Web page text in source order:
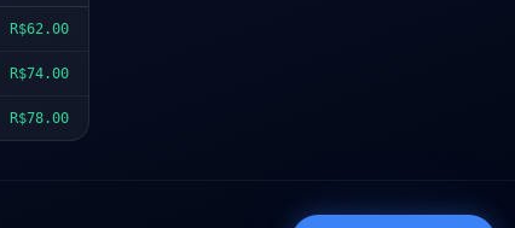
R$62.00
R$74.00
R$78.00